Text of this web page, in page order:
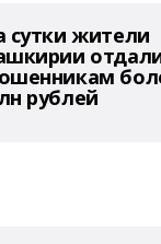
сутки жители
рублей